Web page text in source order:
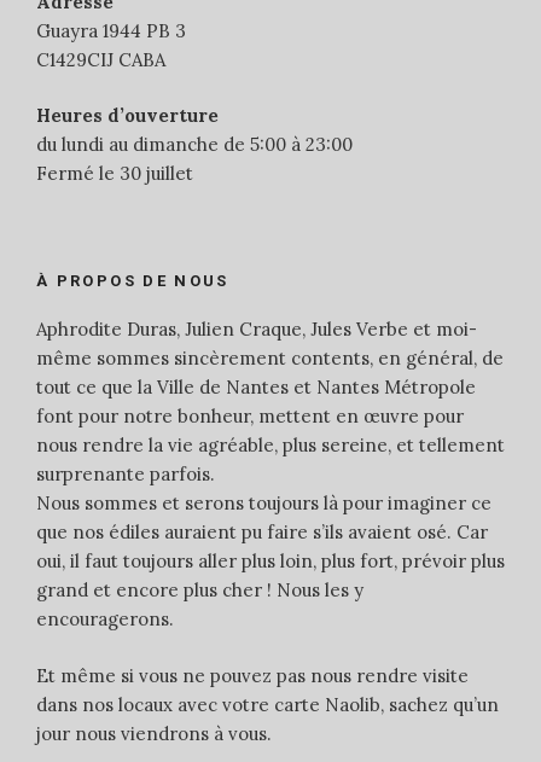
Guayra 1944 PB 3
C1429CIJ CABA
Heures d’ouverture
du lundi au dimanche de 5:00 à 23:00
Fermé le 30 juillet
À PROPOS DE NOUS
Aphrodite Duras, Julien Craque, Jules Verbe et moi-
même sommes sincèrement contents, en général, de
tout ce que la Ville de Nantes et Nantes Métropole
font pour notre bonheur, mettent en œuvre pour
nous rendre la vie agréable, plus sereine, et tellement
surprenante parfois.
Nous sommes et serons toujours là pour imaginer ce
que nos édiles auraient pu faire s’ils avaient osé. Car
oui, il faut toujours aller plus loin, plus fort, prévoir plus
grand et encore plus cher ! Nous les y
encouragerons.
Et même si vous ne pouvez pas nous rendre visite
dans nos locaux avec votre carte Naolib, sachez qu’un
jour nous viendrons à vous.